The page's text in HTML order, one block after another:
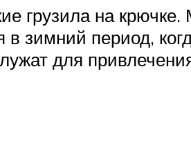
грузила на
зимний период,
для